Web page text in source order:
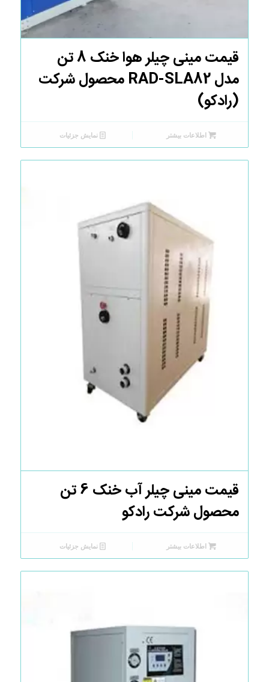
قیمت مینی چیلر هوا خنک 8 تن
مدل RAD-SLA82 محصول شرکت
(رادکو)
اطلاعات بیشتر نمایش جزئیات
قیمت مینی چیلر آب خنک 6 تن
محصول شرکت رادکو
اطلاعات بیشتر نمایش جزئیات